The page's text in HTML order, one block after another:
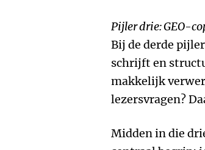
Pijler drie: GEO-
Bij de derde
schrijft en
makkelijk
lezersvragen?
Midden in die